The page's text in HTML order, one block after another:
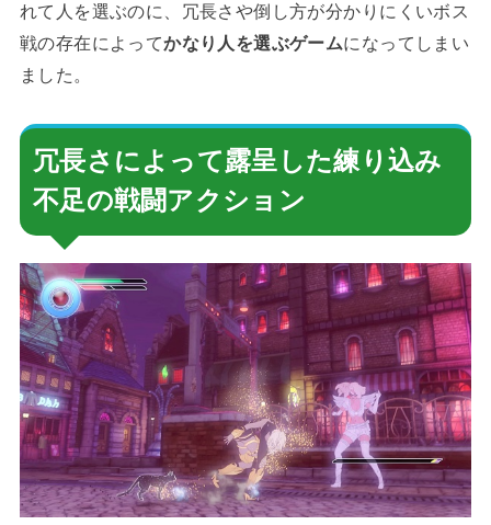
れて人を選ぶのに、冗長さや倒し方が分かりにくいボス
戦の存在によってかなり人を選ぶゲームになってしまい
ました。
冗長さによって露呈した練り込み
不足の戦闘アクション